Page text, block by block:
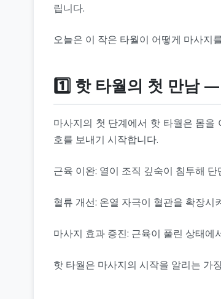
립니다.
오늘은 이 작은 타월이 어떻게 마사지
1️⃣ 핫 타월의 첫 만남 —
마사지의 첫 단계에서 핫 타월은 몸을
호를 보내기 시작합니다.
근육 이완: 열이 조직 깊숙이 침투해
혈류 개선: 온열 자극이 혈관을 확장시
마사지 효과 증진: 근육이 풀린 상태
핫 타월은 마사지의 시작을 알리는 가